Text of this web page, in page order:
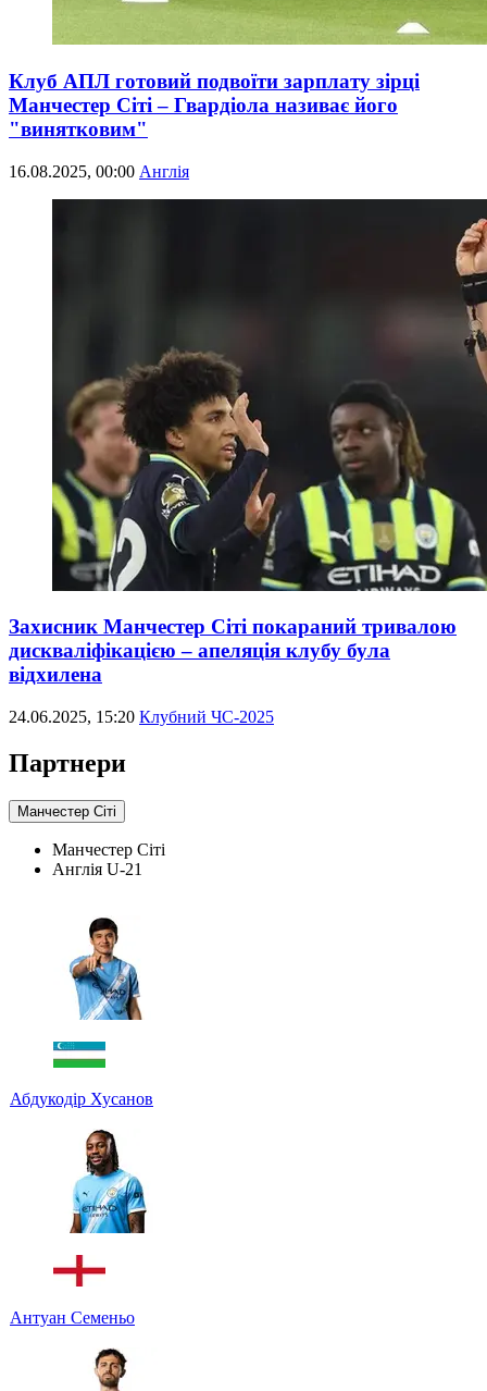
Клуб АПЛ готовий подвоїти зарплату зірці
Манчестер Сіті – Гвардіола називає його
"винятковим"
16.08.2025, 00:00 Англія
Захисник Манчестер Сіті покараний тривалою
дискваліфікацією – апеляція клубу була
відхилена
24.06.2025, 15:20 Клубний ЧС-2025
Партнери
Манчестер Сіті
Манчестер Сіті
Англія U-21
Абдукодір Хусанов
Антуан Семеньо